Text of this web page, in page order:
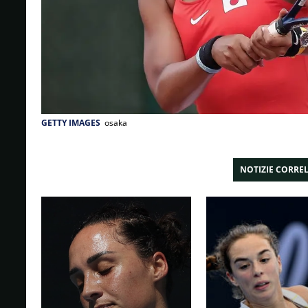
GETTY IMAGES osaka
NOTIZIE